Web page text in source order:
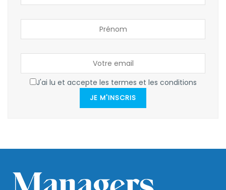
J'ai lu et accepte les termes et les conditions
JE M'INSCRIS